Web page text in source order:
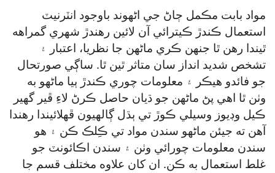
مواد بابت مڪمل ڄاڻ جي اڻهوند باوجود انٽرنيٽ
استعمال ڪندڙ ڪيترائي آن لائين رهندڙ شهري گمراهه
ٿيندا رهن ٿا جنهن ڪري ماڻهن جا نظريا، اعتبار ۽
تشخص شديد انداز سان متاثر ٿين ٿا. ساڳي صورتحال
جو فائدو هيڪر ۽ معلومات چوري ڪندڙ ٻيا ماڻهو به
وٺن ٿا اهي پڻ ماڻهن جو ڌيان حاصل ڪرڻ لاءِ ڦير گھير
ڪيل وڊيوز وسيلي ڪوڙ تي ٻڌل ڳالهيون ڦهلائيندا رهندا
آهن ته جيئن ماڻهو سندن مواد تي ڪِلڪ ڪن ۽ هو
سندن معلومات چورائي وٺن ۽ سندن اڪائونٽ جو
غلط استعمال به ڪن. ان کان علاوه مختلف قسم جا